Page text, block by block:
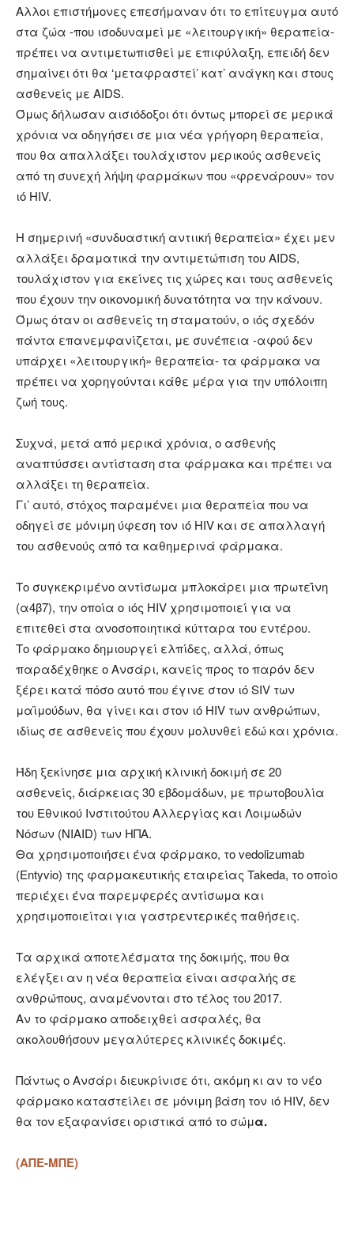
Αλλοι επιστήμονες επεσήμαναν ότι το επίτευγμα αυτό
στα ζώα -που ισοδυναμεί με «λειτουργική» θεραπεία-
πρέπει να αντιμετωπισθεί με επιφύλαξη, επειδή δεν
σημαίνει ότι θα ‘μεταφραστεί’ κατ’ ανάγκη και στους
ασθενείς με AIDS.
Όμως δήλωσαν αισιόδοξοι ότι όντως μπορεί σε μερικά
χρόνια να οδηγήσει σε μια νέα γρήγορη θεραπεία,
που θα απαλλάξει τουλάχιστον μερικούς ασθενείς
από τη συνεχή λήψη φαρμάκων που «φρενάρουν» τον
ιό HIV.
H σημερινή «συνδυαστική αντιική θεραπεία» έχει μεν
αλλάξει δραματικά την αντιμετώπιση του AIDS,
τουλάχιστον για εκείνες τις χώρες και τους ασθενείς
που έχουν την οικονομική δυνατότητα να την κάνουν.
Όμως όταν οι ασθενείς τη σταματούν, ο ιός σχεδόν
πάντα επανεμφανίζεται, με συνέπεια -αφού δεν
υπάρχει «λειτουργική» θεραπεία- τα φάρμακα να
πρέπει να χορηγούνται κάθε μέρα για την υπόλοιπη
ζωή τους.
Συχνά, μετά από μερικά χρόνια, ο ασθενής
αναπτύσσει αντίσταση στα φάρμακα και πρέπει να
αλλάξει τη θεραπεία.
Γι’ αυτό, στόχος παραμένει μια θεραπεία που να
οδηγεί σε μόνιμη ύφεση τον ιό HIV και σε απαλλαγή
του ασθενούς από τα καθημερινά φάρμακα.
Το συγκεκριμένο αντίσωμα μπλοκάρει μια πρωτεΐνη
(α4β7), την οποία ο ιός HIV χρησιμοποιεί για να
επιτεθεί στα ανοσοποιητικά κύτταρα του εντέρου.
Το φάρμακο δημιουργεί ελπίδες, αλλά, όπως
παραδέχθηκε ο Ανσάρι, κανείς προς το παρόν δεν
ξέρει κατά πόσο αυτό που έγινε στον ιό SIV των
μαϊμούδων, θα γίνει και στον ιό HIV των ανθρώπων,
ιδίως σε ασθενείς που έχουν μολυνθεί εδώ και χρόνια.
Ήδη ξεκίνησε μια αρχική κλινική δοκιμή σε 20
ασθενείς, διάρκειας 30 εβδομάδων, με πρωτοβουλία
του Εθνικού Ινστιτούτου Αλλεργίας και Λοιμωδών
Νόσων (NIAID) των ΗΠΑ.
Θα χρησιμοποιήσει ένα φάρμακο, το vedolizumab
(Entyvio) της φαρμακευτικής εταιρείας Takeda, το οποίο
περιέχει ένα παρεμφερές αντίσωμα και
χρησιμοποιείται για γαστρεντερικές παθήσεις.
Τα αρχικά αποτελέσματα της δοκιμής, που θα
ελέγξει αν η νέα θεραπεία είναι ασφαλής σε
ανθρώπους, αναμένονται στο τέλος του 2017.
Αν το φάρμακο αποδειχθεί ασφαλές, θα
ακολουθήσουν μεγαλύτερες κλινικές δοκιμές.
Πάντως ο Ανσάρι διευκρίνισε ότι, ακόμη κι αν το νέο
φάρμακο καταστείλει σε μόνιμη βάση τον ιό HIV, δεν
θα τον εξαφανίσει οριστικά από το σώμα.
(ΑΠΕ-ΜΠΕ)